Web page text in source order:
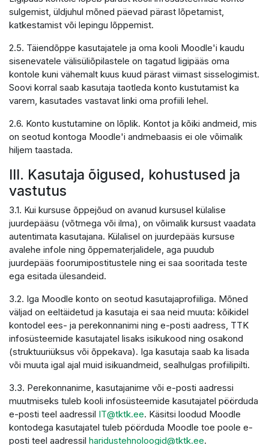
sulgemist, üldjuhul mõned päevad pärast lõpetamist,
katkestamist või lepingu lõppemist.
2.5. Täiendõppe kasutajatele ja oma kooli Moodle'i kaudu
sisenevatele välisüliõpilastele on tagatud ligipääs oma
kontole kuni vähemalt kuus kuud pärast viimast sisselogimist.
Soovi korral saab kasutaja taotleda konto kustutamist ka
varem, kasutades vastavat linki oma profiili lehel.
2.6. Konto kustutamine on lõplik. Kontot ja kõiki andmeid, mis
on seotud kontoga Moodle'i andmebaasis ei ole võimalik
hiljem taastada.
III. Kasutaja õigused, kohustused ja
vastutus
3.1. Kui kursuse õppejõud on avanud kursusel külalise
juurdepääsu (võtmega või ilma), on võimalik kursust vaadata
autentimata kasutajana. Külalisel on juurdepääs kursuse
avalehe infole ning õppematerjalidele, aga puudub
juurdepääs foorumipostitustele ning ei saa sooritada teste
ega esitada ülesandeid.
3.2. Iga Moodle konto on seotud kasutajaprofiiliga. Mõned
väljad on eeltäidetud ja kasutaja ei saa neid muuta: kõikidel
kontodel ees- ja perekonnanimi ning e-posti aadress, TTK
infosüsteemide kasutajatel lisaks isikukood ning osakond
(struktuuriüksus või õppekava). Iga kasutaja saab ka lisada
või muuta igal ajal muid isikuandmeid, sealhulgas profiilipilti.
3.3. Perekonnanime, kasutajanime või e-posti aadressi
muutmiseks tuleb kooli infosüsteemide kasutajatel pöörduda
e-posti teel aadressil IT@tktk.ee. Käsitsi loodud Moodle
kontodega kasutajatel tuleb pöörduda Moodle toe poole e-
posti teel aadressil haridustehnoloogid@tktk.ee.